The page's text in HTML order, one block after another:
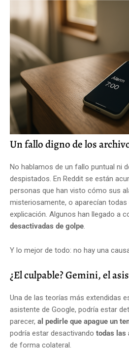
Un fallo digno de los
No hablamos de un fallo puntual ni
despistados. En Reddit se están
personas que han visto cómo sus
misteriosamente, o aparecían todas
explicación. Algunos han llegado a
desactivadas de golpe.
Y lo mejor de todo: no hay una
¿El culpable? Gemini, el
Una de las teorías más extendidas
asistente de Google, podría estar
parecer, al pedirle que apague un
podría estar desactivando todas las
de forma colateral.